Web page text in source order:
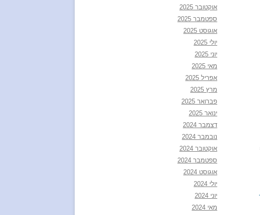
אוקטובר 2025
ספטמבר 2025
אוגוסט 2025
יולי 2025
יוני 2025
מאי 2025
אפריל 2025
מרץ 2025
פברואר 2025
ינואר 2025
דצמבר 2024
נובמבר 2024
אוקטובר 2024
ספטמבר 2024
אוגוסט 2024
יולי 2024
יוני 2024
מאי 2024